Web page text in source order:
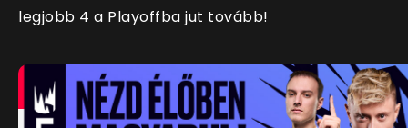
legjobb 4 a Playoffba jut tovább!